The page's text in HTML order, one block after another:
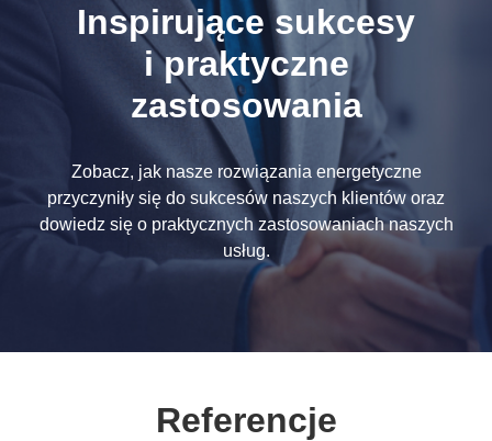
Inspirujące sukcesy
i praktyczne
zastosowania
Zobacz, jak nasze rozwiązania energetyczne
przyczyniły się do sukcesów naszych klientów oraz
dowiedz się o praktycznych zastosowaniach naszych
usług.
Referencje